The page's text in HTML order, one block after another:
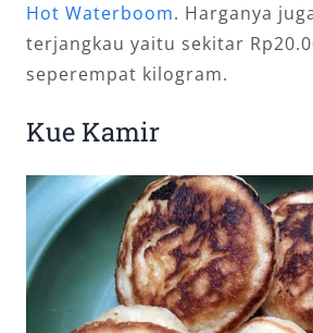
Hot Waterboom. Harganya
terjangkau yaitu sekitar
seperempat kilogram.
Kue Kamir